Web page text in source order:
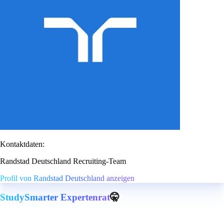
Kontaktdaten:
Randstad Deutschland Recruiting-Team
Profil von Randstad Deutschland anzeigen
StudySmarter Expertenrat🤫